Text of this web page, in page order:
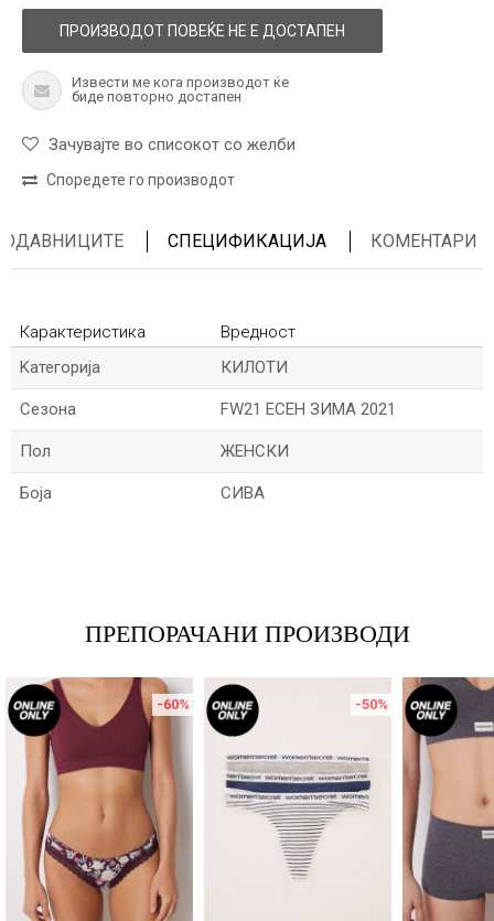
ПРОИЗВОДОТ ПОВЕЌЕ НЕ Е ДОСТАПЕН
Извести ме кога производот ќе
биде повторно достапен
Зачувајте во списокот со желби
Споредете го производот
СПЕЦИФИКАЦИЈА КОМЕНТАРИ
Карактеристика
Вредност
Kатегорија
КИЛОТИ
Сезона FW21 ЕСЕН ЗИМА 2021
Пол ЖЕНСКИ
Боја СИВА
Порака
ПРЕПОРАЧАНИ ПРОИЗВОДИ
-60% -50%